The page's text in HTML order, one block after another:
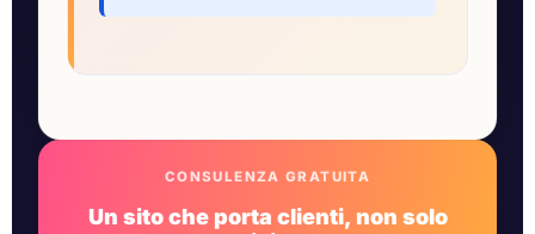
CONSULENZA GRATUITA
Un sito che porta clienti, non solo